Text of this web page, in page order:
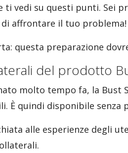
ti vedi su questi punti. Sei
di affrontare il tuo problema!
questa preparazione
del prodotto
molto tempo fa, la Bust
È quindi disponibile senza
alle esperienze degli